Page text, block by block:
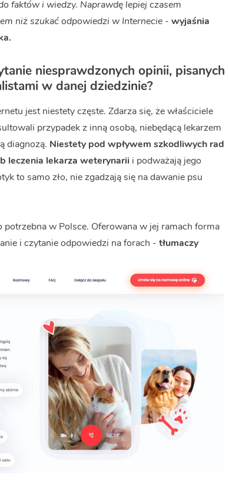
faktów i wiedzy. Naprawdę lepiej czasem
niż szukać odpowiedzi w Internecie - wyjaśnia
niesprawdzonych opinii, pisanych
w danej dziedzinie?
jest niestety częste. Zdarza się, że właściciele
przypadek z inną osobą, niebędącą lekarzem
diagnozą. Niestety pod wpływem szkodliwych rad
leczenia lekarza weterynarii i podważają jego
to samo zło, nie zgadzają się na dawanie psu
potrzebna w Polsce. Oferowana w jej ramach forma
i czytanie odpowiedzi na forach - tłumaczy